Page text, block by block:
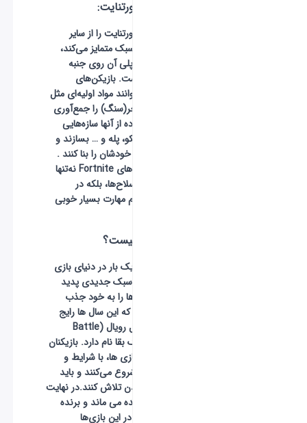
اما چیزی که فورتنایت را از سایر
باز‌ی‌های این سبک متمایز می‌کند،
تاکید زیاد گیم‌پلی آن روی جنبه
فورتنایت می‌توانند مواد اولیه‌ای مثل
چوب، فلز و آجر(سنگ) را جمع‌آوری
کنند و با استفاده از آنها سازه‌هایی
مانند دیوار، سکو، پله و … بسازند و
اصطلاحا قلعه خودشان را بنا کنند .
بهترین بازیکن‌های Fortnite نه‌تنها
ساخت‌وساز هم مهارت بسیار خوبی
هر چند وقت یک بار در دنیای بازی‌
های رایانه‌ای، سبک جدیدی پدید
می‌آید و گیمرها را به خود جذب
می‌کند. سبکی که این سال ها رایج
شده است، بتل رویال (Battle
Royal) یا سبک بقا نام دارد. بازیکنان
در این سبک بازی‌ ها، با شرایط و
امکانات برابر شروع می‌کنند و باید
برای زنده ماندن تلاش کنند.در نهایت
تنها یک نفر زنده می‌ ماند و برنده